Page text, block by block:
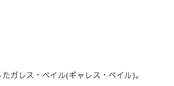
ガレス・ベイル(ギャレス・ベイル)。